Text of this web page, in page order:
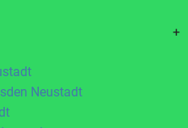
+
Neustadt